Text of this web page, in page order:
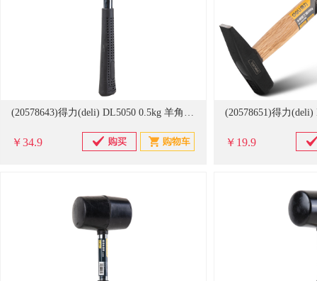
(20578643)得力(deli) DL5050 0.5kg 羊角锤 黑色(单位：把)
￥34.9 ￥19.9